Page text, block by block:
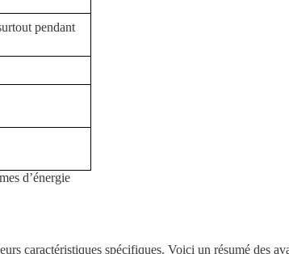
pendant
d’énergie
caractéristiques spécifiques. Voici un résumé des